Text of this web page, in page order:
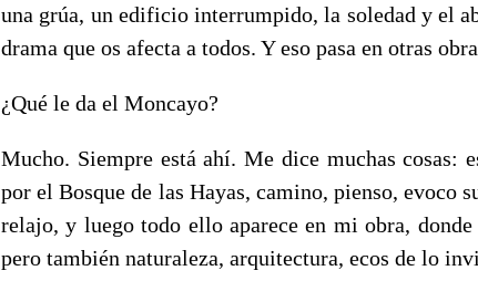
una grúa, un edificio interrumpido, la soledad y el
drama que os afecta a todos. Y eso pasa en otras
¿Qué le da el Moncayo?
Mucho. Siempre está ahí. Me dice muchas cosas:
por el Bosque de las Hayas, camino, pienso, evoco
relajo, y luego todo ello aparece en mi obra,
pero también naturaleza, arquitectura, ecos de lo